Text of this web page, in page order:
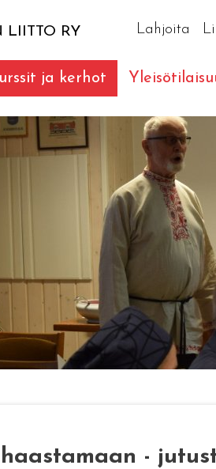
LIITTO RY Lahjoita
ja kerhot
-